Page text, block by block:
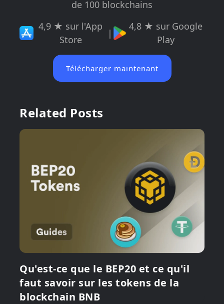
de 100 blockchains
4,9 ★ sur l'App
Store
|
4,8 ★ sur Google
Play
Télécharger maintenant
Related Posts
Qu'est-ce que le BEP20 et ce qu'il
faut savoir sur les tokens de la
blockchain BNB